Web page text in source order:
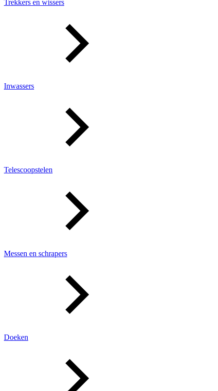
Trekkers en wissers
Inwassers
Telescoopstelen
Messen en schrapers
Doeken